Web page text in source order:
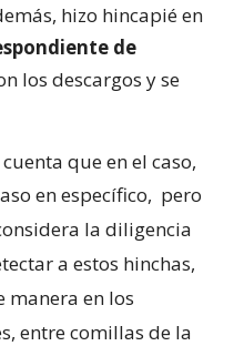
hizo hincapié en
de
los descargos y se
que en el caso,
en específico, pero
la diligencia
a estos hinchas,
manera en los
entre comillas de la